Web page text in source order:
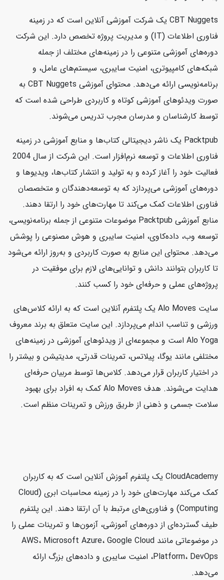
CBT Nuggets یک شرکت آموزشی آنلاین است که در زمینه
فناوری اطلاعات (IT) و مدیریت پروژه تخصص دارد. این شرکت
دوره‌های آموزشی متنوعی را در زمینه‌های مختلف از جمله
شبکه‌های کامپیوتری، امنیت سایبری، سیستم‌های عامل، و
برنامه‌نویسی ارائه می‌دهد. محتوای آموزشی CBT Nuggets به
صورت ویدئوهای آموزشی کوتاه و کاربردی طراحی شده است که
توسط کارشناسان و مدرسان مجرب تدریس می‌شوند.
Packtpub یک ناشر دیجیتالی کتاب‌ها و منابع آموزشی در زمینه
فناوری اطلاعات و توسعه نرم‌افزار است. این شرکت از سال 2004
فعالیت خود را آغاز کرده و به تولید و انتشار کتاب‌ها، ویدیوها و
دوره‌های آموزشی می‌پردازد که به توسعه‌دهندگان و متخصصان
فناوری اطلاعات کمک می‌کند تا مهارت‌های خود را ارتقا دهند.
منابع آموزشی Packtpub موضوعات متنوعی از جمله برنامه‌نویسی،
توسعه وب، داده‌کاوی، امنیت سایبری و هوش مصنوعی را پوشش
می‌دهد. محتوای این منابع به صورت کاربردی و به‌روز ارائه می‌شود
تا کاربران بتوانند دانش و توانایی‌های لازم برای موفقیت در
پروژه‌های عملی و حرفه‌ای خود را کسب کنند.
سایت Alo Moves یک پلتفرم آنلاین است که به ارائه کلاس‌های
ورزشی و تناسب اندام می‌پردازد. این سایت متعلق به برند معروف
Alo Yoga است و مجموعه‌ای از ویدئوهای آموزشی در زمینه‌های
مختلفی مانند یوگا، پیلاتس، تمرینات قدرتی، مدیتیشن و بیشتر را
در اختیار کاربران قرار می‌دهد. کلاس‌ها توسط مربیان حرفه‌ای
هدایت می‌شوند. هدف Alo Moves کمک به افراد برای بهبود
سلامت جسمی و ذهنی از طریق ورزش و تمرینات منظم است.
CloudAcademy یک پلتفرم آموزش آنلاین است که به کاربران
کمک می‌کند مهارت‌های خود را در زمینه محاسبات ابری (Cloud
Computing) و فناوری‌های مرتبط با آن ارتقا دهند. این پلتفرم
طیف گسترده‌ای از دوره‌های آموزشی، آزمون‌ها و تمرینات عملی را
در موضوعاتی مانند AWS، Microsoft Azure، Google Cloud
Platform، DevOps، امنیت سایبری و داده‌های بزرگ ارائه
می‌دهد.